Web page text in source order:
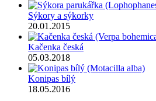
Sýkory a sýkorky
20.01.2015
Kačenka česká
05.03.2018
Konipas bílý
18.05.2016